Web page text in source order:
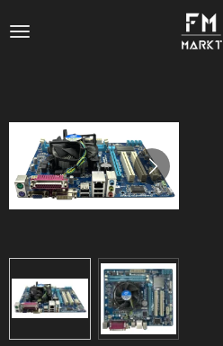
Hauptinhalt